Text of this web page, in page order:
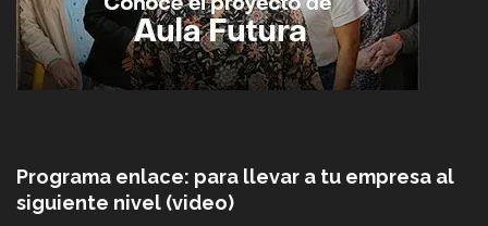
Programa enlace: para llevar a tu empresa al
siguiente nivel (video)